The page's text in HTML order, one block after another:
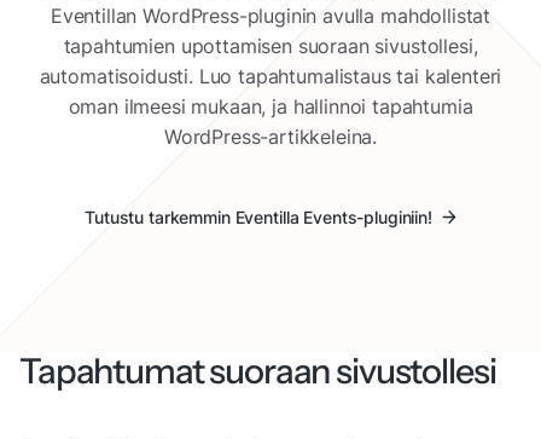
Eventillan WordPress-pluginin avulla mahdollistat
tapahtumien upottamisen suoraan sivustollesi,
automatisoidusti. Luo tapahtumalistaus tai kalenteri
oman ilmeesi mukaan, ja hallinnoi tapahtumia
WordPress-artikkeleina.
Tutustu tarkemmin Eventilla Events-pluginiin!
Tapahtumat suoraan sivustollesi